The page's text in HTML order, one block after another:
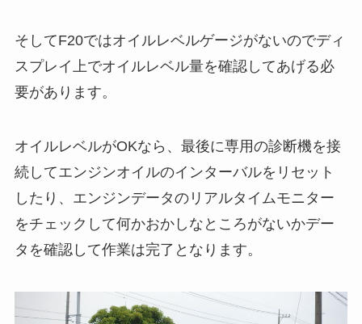
そしてF20ではオイルレベルゲージがないのでディ
スプレイ上でオイルレベル量を確認してあげる必
要があります。
オイルレベルがOKなら、最後に専用の診断機を接
続してエンジンオイルのインターバルをリセット
したり、エンジンデータのリアルタイムモニター
をチェックして何かおかしなところがないかデー
タを確認して作業は完了となります。